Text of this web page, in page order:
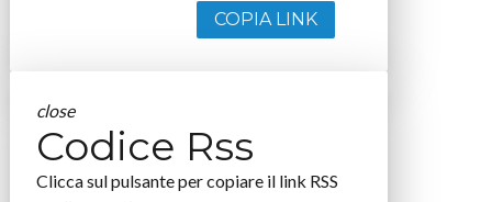
COPIA LINK
close
Codice Rss
Clicca sul pulsante per copiare il link RSS